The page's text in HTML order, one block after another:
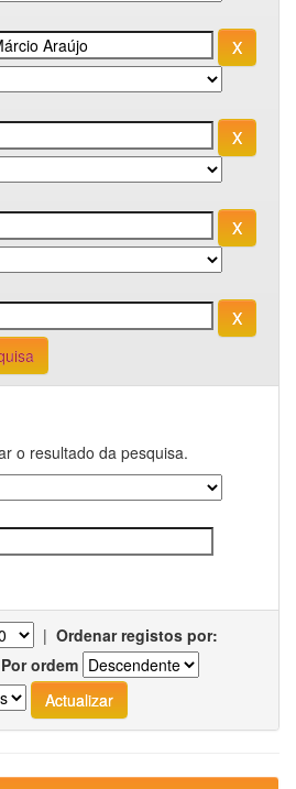
o resultado da pesquisa.
| Ordenar registos por:
Por ordem